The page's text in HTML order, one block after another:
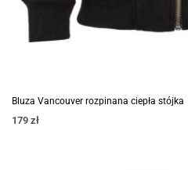
Bluza Vancouver rozpinana ciepła stójka
179 zł